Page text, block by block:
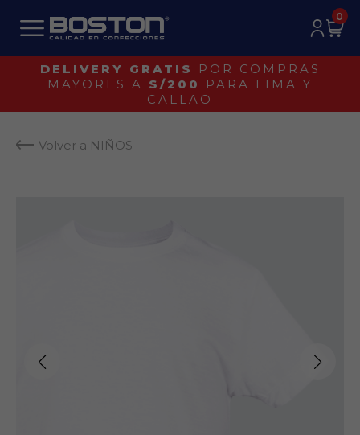
0
DELIVERY GRATIS
POR COMPRAS
MAYORES A S/200
PARA LIMA Y
CALLAO
Volver a NIÑOS